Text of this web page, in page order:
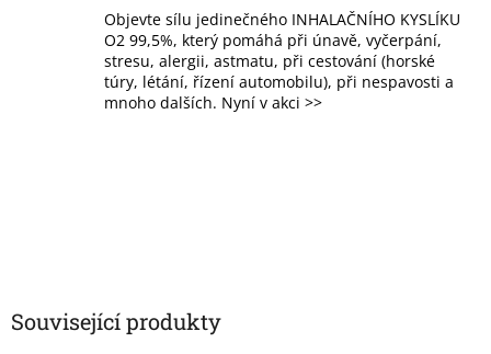
Objevte sílu jedinečného INHALAČNÍHO KYSLÍKU
O2 99,5%, který pomáhá při únavě, vyčerpání,
stresu, alergii, astmatu, při cestování (horské
túry, létání, řízení automobilu), při nespavosti a
mnoho dalších. Nyní v akci >>
Související produkty